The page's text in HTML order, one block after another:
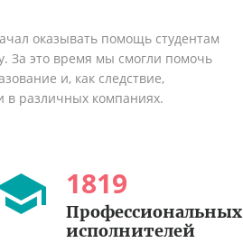
оказывать помощь студентам
За это время мы смогли помочь
и, как следствие,
в различных компаниях.
1819
Профессиональных
исполнителей